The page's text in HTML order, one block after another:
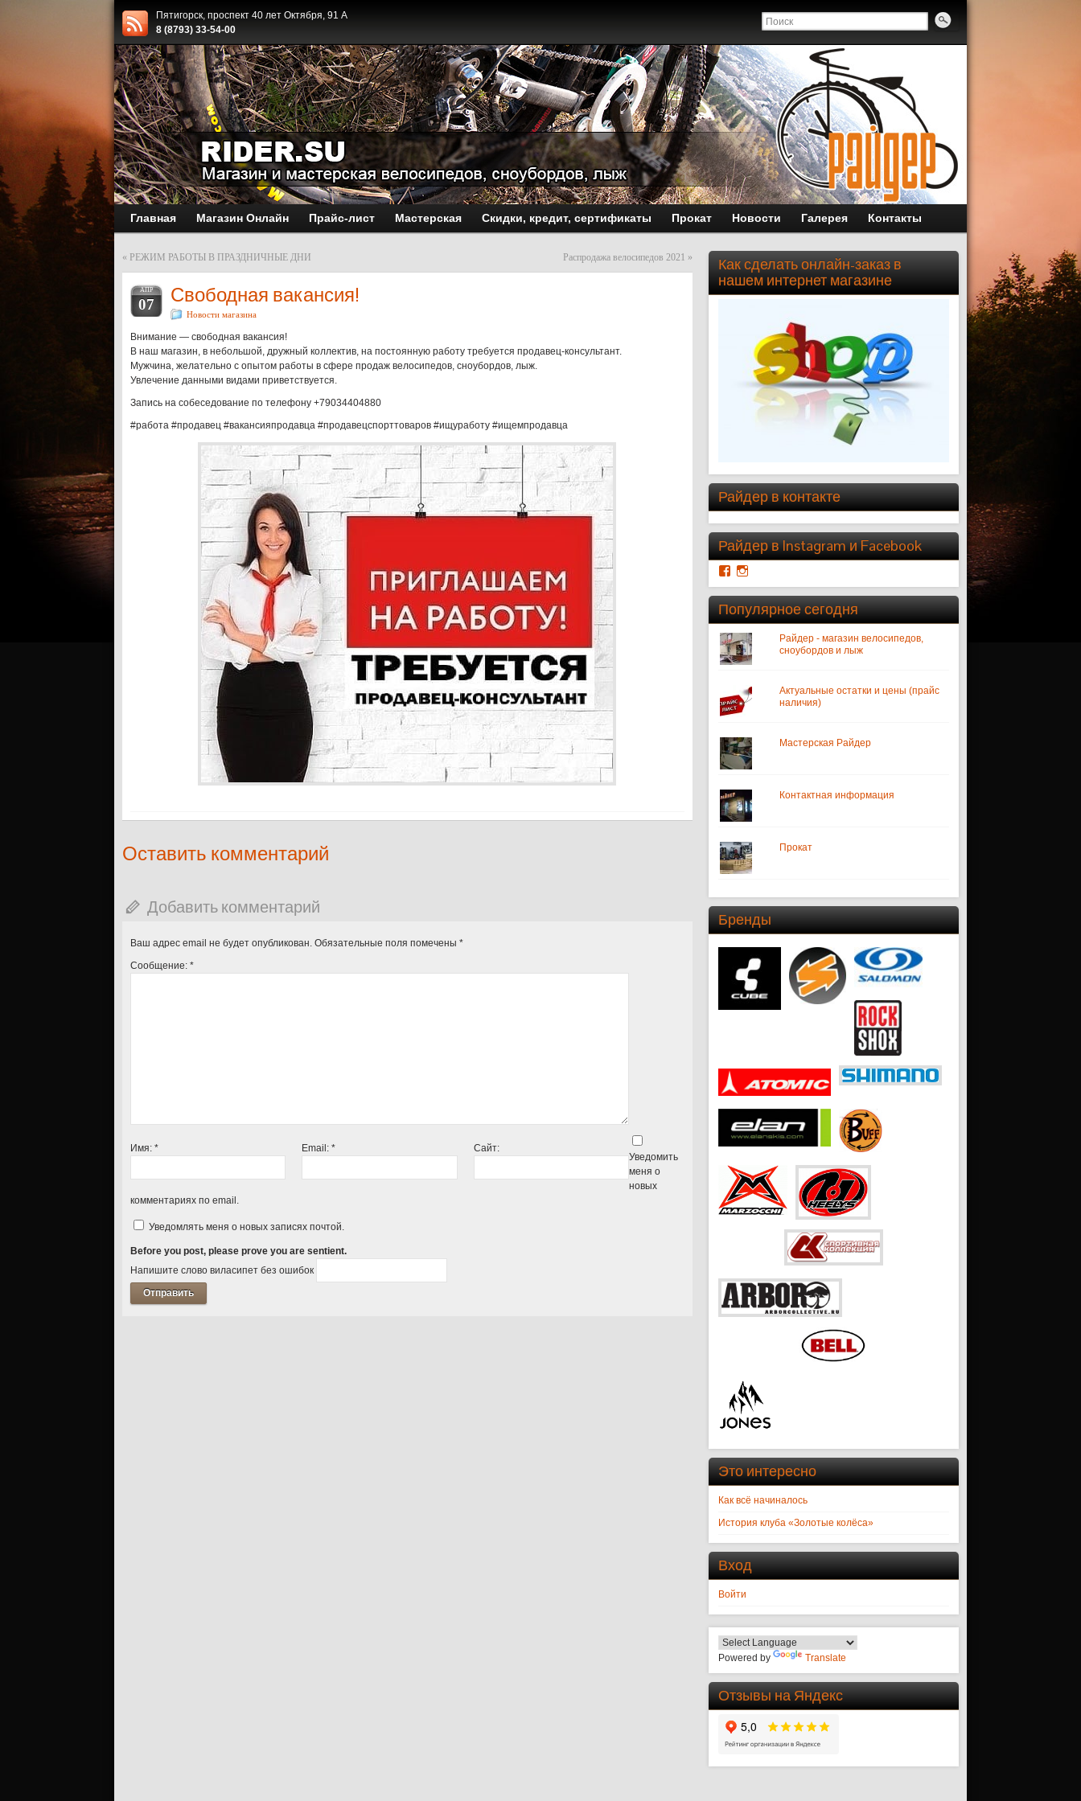
Пятигорск, проспект 40 лет Октября, 91 А
8 (8793) 33-54-00
Главная Магазин Онлайн Прайс-лист Мастерская Скидки, кредит, сертификаты Прокат Новости Галерея Контакты
« РЕЖИМ РАБОТЫ В ПРАЗДНИЧНЫЕ ДНИ Распродажа велосипедов 2021 »
АПР
07 Свободная вакансия!
Новости магазина
Внимание — свободная вакансия!
В наш магазин, в небольшой, дружный коллектив, на постоянную работу требуется продавец-консультант.
Мужчина, желательно с опытом работы в сфере продаж велосипедов, сноубордов, лыж.
Увлечение данными видами приветствуется.
Запись на собеседование по телефону +79034404880
#работа #продавец #вакансияпродавца #продавецспорттоваров #ищуработу #ищемпродавца
Оставить комментарий
Добавить комментарий
Ваш адрес email не будет опубликован. Обязательные поля помечены *
Сообщение: *
Имя: * Email:* Сайт:
Уведомить
меня о
новых
комментариях по email.
Уведомлять меня о новых записях почтой.
Before you post, please prove you are sentient.
Напишите слово виласипет без ошибок
Как сделать онлайн-заказ в
нашем интернет магазине
Райдер в контакте
Райдер в Instagram и Facebook
Просмотреть
riderkmv
на
Facebook
Просмотреть
riderkmw
на
Instagram
Популярное сегодня
Райдер - магазин велосипедов,
сноубордов и лыж
Актуальные остатки и цены (прайс
наличия)
Мастерская Райдер
Контактная информация
Прокат
Бренды
Это интересно
Как всё начиналось
История клуба «Золотые колёса»
Вход
Войти
Powered by Translate
Отзывы на Яндекс